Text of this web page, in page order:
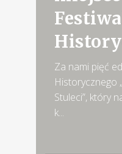
Za nami pięć
Historycznego
Stuleci”, który
k...